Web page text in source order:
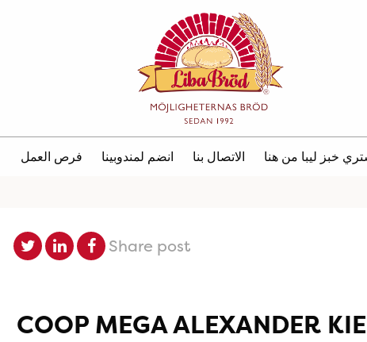
خبز ليبا من هنا الاتصال بنا انضم لمندوبينا فرص العمل
Share post
COOP MEGA ALEXANDER